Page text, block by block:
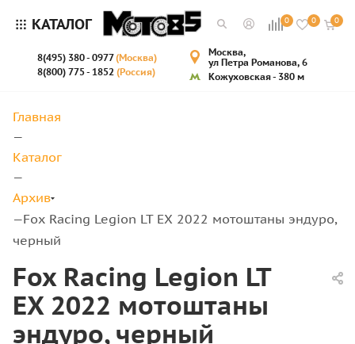
КАТАЛОГ 0 0 0
8(495) 380 - 0977(Москва)
8(800) 775 - 1852 (Россия)
Москва,
ул Петра Романова, 6
Кожуховская - 380 м
Главная
—
Каталог
—
Архив
—Fox Racing Legion LT EX 2022 мотоштаны эндуро,
черный
Fox Racing Legion LT
EX 2022 мотоштаны
эндуро, черный